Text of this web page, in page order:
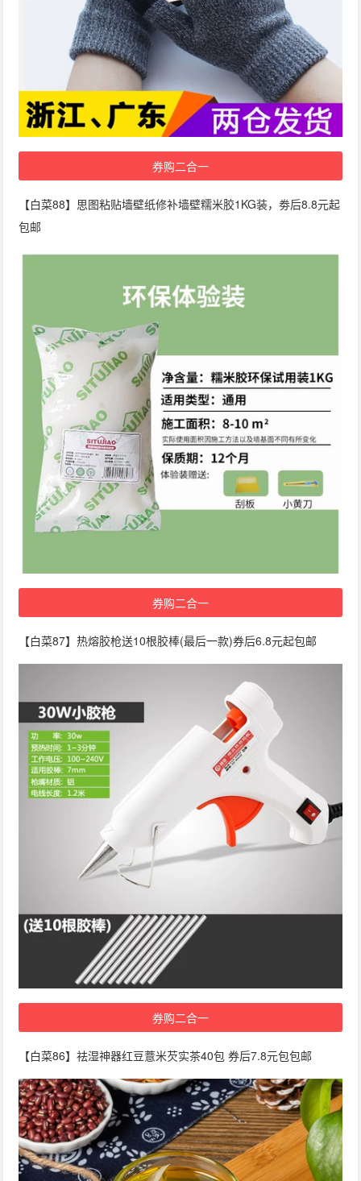
券购二合一
【白菜88】思图粘贴墙壁纸修补墙壁糯米胶1KG装，劵后8.8元起
包邮
券购二合一
【白菜87】热熔胶枪送10根胶棒(最后一款)券后6.8元起包邮
券购二合一
【白菜86】祛湿神器红豆薏米芡实茶40包 券后7.8元包包邮